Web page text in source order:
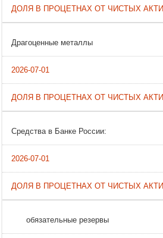
Драгоценные металлы
Средства в Банке России:
обязательные резервы